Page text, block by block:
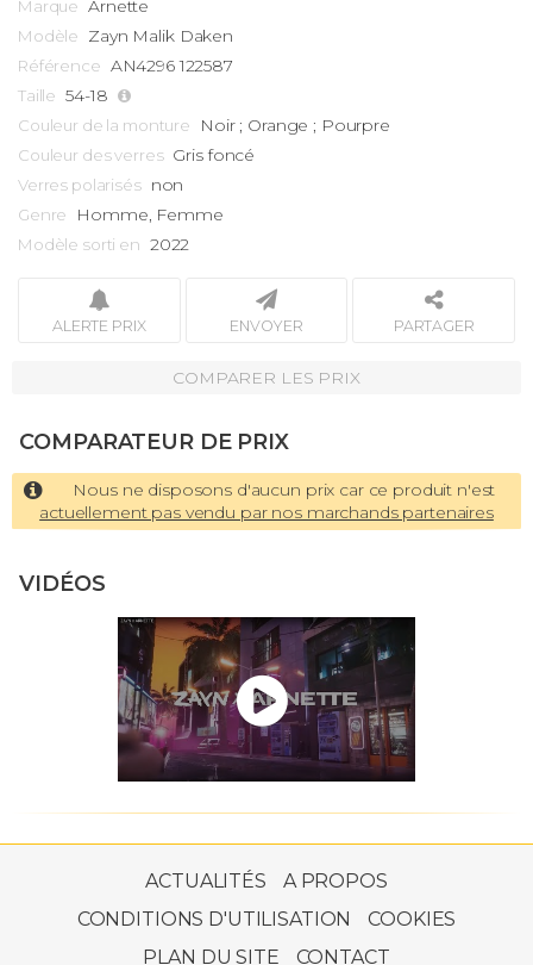
Marque Arnette
Modèle Zayn MalikDaken
Référence AN4296 122587
Taille 54-18
Couleur de la monture Noir ; Orange ; Pourpre
Couleur des verres Gris foncé
Verres polarisés non
Genre Homme, Femme
Modèle sorti en 2022
ALERTE PRIX ENVOYER PARTAGER
COMPARER LES PRIX
COMPARATEUR DE PRIX
Nous ne disposons d'aucun prix car ce produit n'est
actuellement pas vendu par nos marchands partenaires
VIDÉOS
ACTUALITÉS
A PROPOS
CONDITIONS D'UTILISATION
COOKIES
PLAN DU SITE
CONTACT